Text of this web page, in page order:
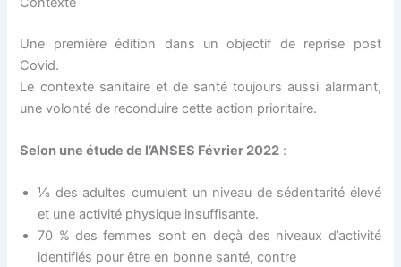
Une première édition dans un objectif de reprise post
Covid.
Le contexte sanitaire et de santé toujours aussi alarmant,
une volonté de reconduire cette action prioritaire.
Selon une étude de l’ANSES Février 2022 :
⅓ des adultes cumulent un niveau de sédentarité élevé
et une activité physique insuffisante.
70 % des femmes sont en deçà des niveaux d’activité
identifiés pour être en bonne santé, contre